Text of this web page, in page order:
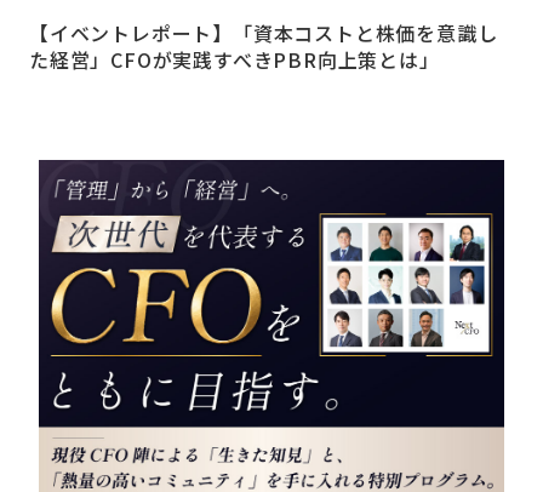
【イベントレポート】「資本コストと株価を意識し
た経営」CFOが実践すべきPBR向上策とは」